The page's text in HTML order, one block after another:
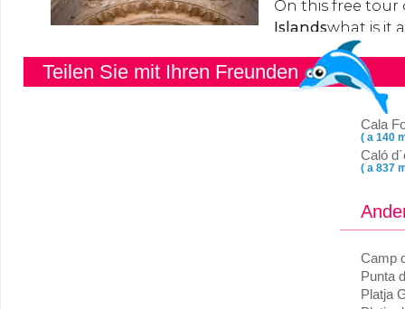
Teilen Sie mit Ihren Freunden
Cala
( a 140
Caló
( a 837
Camp
Punta
Platja